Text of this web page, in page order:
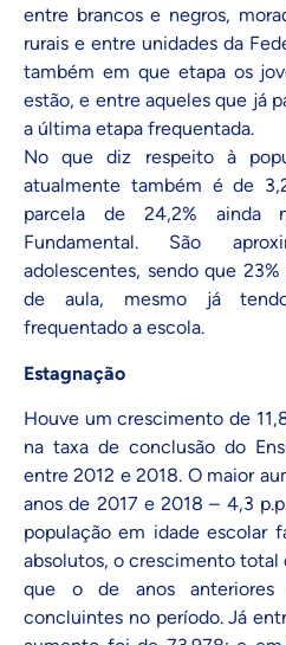
entre brancos e negros,
rurais e entre unidades da
também em que etapa os
estão, e entre aqueles que já
a última etapa frequentada.
No que diz respeito à
atualmente também é de
parcela de 24,2% ainda
Fundamental. São
adolescentes, sendo que
de aula, mesmo já
frequentado a escola.
Estagnação
Houve um crescimento de
na taxa de conclusão do
entre 2012 e 2018. O maior
anos de 2017 e 2018 – 4,3
população em idade escolar
absolutos, o crescimento
que o de anos anteriores
concluintes no período. Já